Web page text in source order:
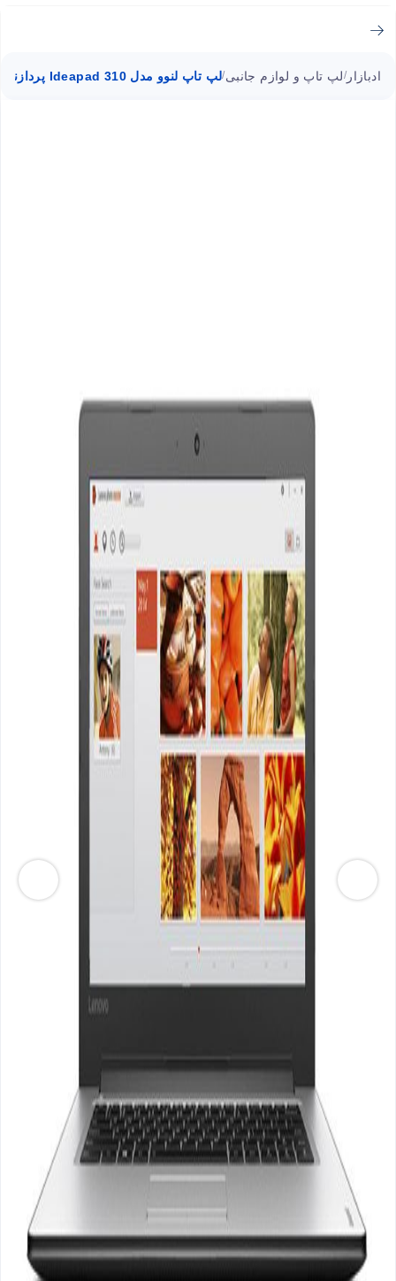
ادبازار /لپ تاپ و لوازم جانبی/لپ تاپ لنوو مدل Ideapad 310 پردازنده i5